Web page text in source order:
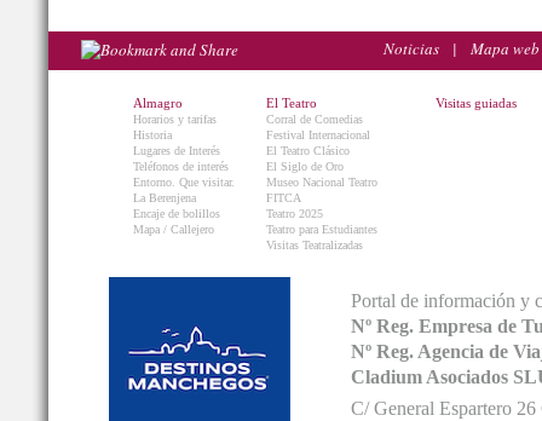
Noticias | Mapa web
Almagro
Horarios y tarifas
Historia
Lugares de Interés
Teléfonos de interés
Entorno. Que visitar.
La Berenjena
Encaje de bolillos
Mapa / Callejero
El Teatro
Corral de Comedias
Festival Internacional
El Teatro Clásico
El Siglo de Oro
Museo Nacional Teatro
FITCA
Teatro 2025
Teatro para Estudiantes
Visitas Teatralizadas
Visitas guiadas
Portal de información y
Nº Reg. Empresa de
Nº Reg. Agencia de
Cladium Asociados
C/ General Espartero